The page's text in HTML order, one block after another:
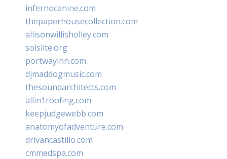
infernocanine.com
thepaperhousecollection.com
allisonwillisholley.com
solslite.org
portwayinn.com
djmaddogmusic.com
thesoundarchitects.com
allin1roofing.com
keepjudgewebb.com
anatomyofadventure.com
drivancastillo.com
cmmedspa.com